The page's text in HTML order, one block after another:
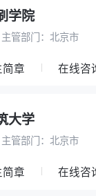
学院
主管部门： 北京市
章 在线咨
大学
主管部门： 北京市
章 在线咨